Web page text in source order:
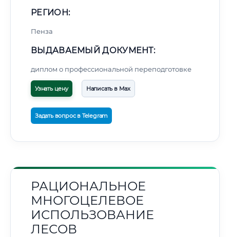
РЕГИОН:
Пенза
ВЫДАВАЕМЫЙ ДОКУМЕНТ:
диплом о профессиональной переподготовке
Узнать цену Написать в Max
Задать вопрос в Telegram
РАЦИОНАЛЬНОЕ
МНОГОЦЕЛЕВОЕ
ИСПОЛЬЗОВАНИЕ
ЛЕСОВ